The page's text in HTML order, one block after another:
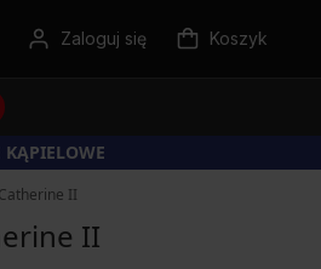
Zaloguj się Koszyk
II
II